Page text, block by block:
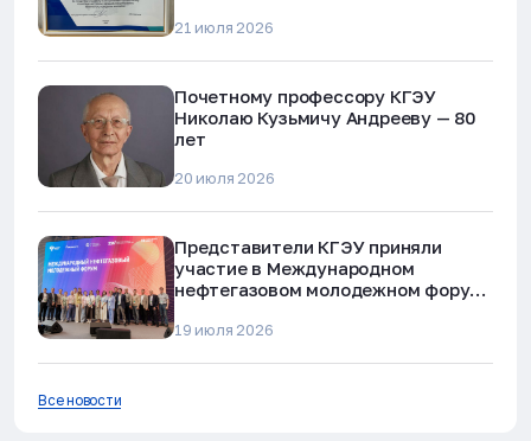
мошенничества»
21 июля 2026
Почетному профессору КГЭУ
Николаю Кузьмичу Андрееву — 80
лет
20 июля 2026
Представители КГЭУ приняли
участие в Международном
нефтегазовом молодежном форуме
19 июля 2026
Все новости